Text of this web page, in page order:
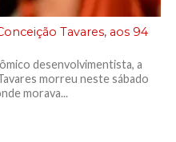
Tavares, aos 94
desenvolvimentista, a
morreu neste sábado
morava...